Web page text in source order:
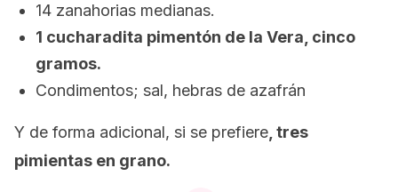
14 zanahorias medianas.
1 cucharadita pimentón de la Vera, cinco
gramos.
Condimentos; sal, hebras de azafrán
Y de forma adicional, si se prefiere , tres
pimientas en grano.